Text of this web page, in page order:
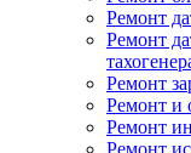
Ремонт
Ремонт
Ремонт
Ремонт и
Ремонт
Ремонт